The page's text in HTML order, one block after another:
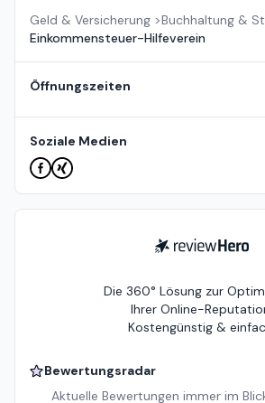
Geld & Versicherung >Buchhaltung &
Einkommensteuer-Hilfeverein
Öffnungszeiten
Soziale Medien
ReviewHero
Die 360° Lösung zur
Ihrer Online-
Kostengünstig &
Bewertungsradar
Aktuelle Bewertungen immer im